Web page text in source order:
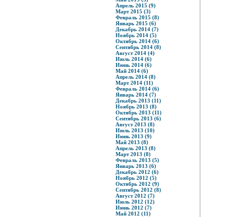
Апрель 2015 (9)
Март 2015 (3)
Февраль 2015 (8)
Январь 2015 (6)
Декабрь 2014 (7)
Ноябрь 2014 (5)
Октябрь 2014 (6)
Сентябрь 2014 (8)
Август 2014 (4)
Июль 2014 (6)
Июнь 2014 (6)
Май 2014 (6)
Апрель 2014 (8)
Март 2014 (11)
Февраль 2014 (6)
Январь 2014 (7)
Декабрь 2013 (11)
Ноябрь 2013 (8)
Октябрь 2013 (11)
Сентябрь 2013 (6)
Август 2013 (8)
Июль 2013 (10)
Июнь 2013 (9)
Май 2013 (8)
Апрель 2013 (8)
Март 2013 (8)
Февраль 2013 (5)
Январь 2013 (6)
Декабрь 2012 (6)
Ноябрь 2012 (5)
Октябрь 2012 (9)
Сентябрь 2012 (8)
Август 2012 (7)
Июль 2012 (12)
Июнь 2012 (7)
Май 2012 (11)